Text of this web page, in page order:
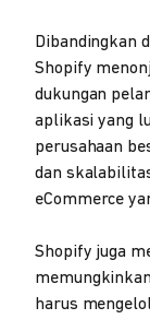
Dibandingkan
Shopify
dukungan
aplikasi yang
perusahaan
dan
eCommerce
Shopify juga
harus